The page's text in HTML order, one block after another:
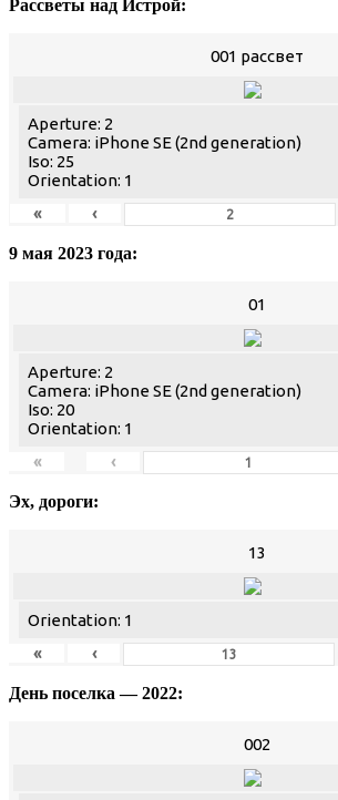
Рассветы над Истрой:
001 рассвет
Aperture: 2
Camera: iPhone SE (2nd generation)
Iso: 25
Orientation: 1
«
‹
9 мая 2023 года:
01
Aperture: 2
Camera: iPhone SE (2nd generation)
Iso: 20
Orientation: 1
«
‹
Эх, дороги:
13
Orientation: 1
«
‹
День поселка — 2022:
002